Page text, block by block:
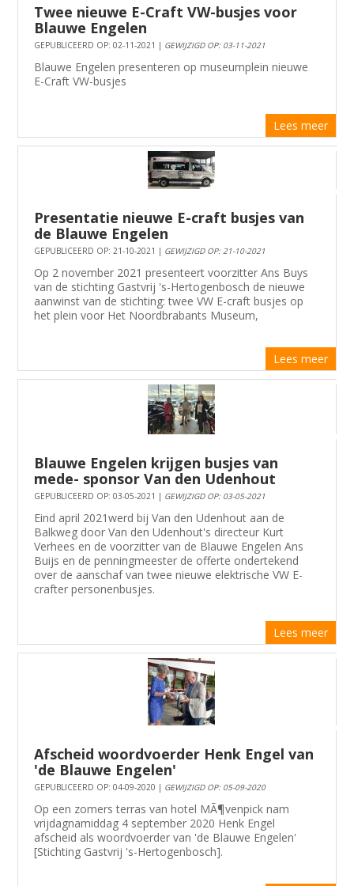
Twee nieuwe E-Craft VW-busjes voor
Blauwe Engelen
GEPUBLICEERD OP: 02-11-2021 | GEWIJZIGD OP: 03-11-2021
Blauwe Engelen presenteren op museumplein nieuwe
E-Craft VW-busjes
Lees meer
Presentatie nieuwe E-craft busjes van
de Blauwe Engelen
GEPUBLICEERD OP: 21-10-2021 | GEWIJZIGD OP: 21-10-2021
Op 2 november 2021 presenteert voorzitter Ans Buys
van de stichting Gastvrij 's-Hertogenbosch de nieuwe
aanwinst van de stichting: twee VW E-craft busjes op
het plein voor Het Noordbrabants Museum,
Lees meer
Blauwe Engelen krijgen busjes van
mede- sponsor Van den Udenhout
GEPUBLICEERD OP: 03-05-2021 | GEWIJZIGD OP: 03-05-2021
Eind april 2021werd bij Van den Udenhout aan de
Balkweg door Van den Udenhout's directeur Kurt
Verhees en de voorzitter van de Blauwe Engelen Ans
Buijs en de penningmeester de offerte ondertekend
over de aanschaf van twee nieuwe elektrische VW E-
crafter personenbusjes.
Lees meer
Afscheid woordvoerder Henk Engel van
'de Blauwe Engelen'
GEPUBLICEERD OP: 04-09-2020 | GEWIJZIGD OP: 05-09-2020
Op een zomers terras van hotel MÃ¶venpick nam
vrijdagnamiddag 4 september 2020 Henk Engel
afscheid als woordvoerder van 'de Blauwe Engelen'
[Stichting Gastvrij 's-Hertogenbosch].